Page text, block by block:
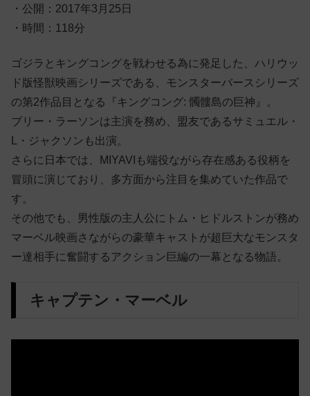
・公開：2017年3月25日
・時間：118分
ゴジラとキングコングを戦わせる為に発足した、ハリウッ
ド版怪獣映画シリーズである、モンスターバースシリーズ
の第2作品目となる『キングコング: 髑髏島の巨神』。
ブリー・ラーソンは主演を務め、盟友であるサミュエル・
L・ジャクソンも出演。
さらに日本では、MIYAVIも端役ながら存在感ある役柄を
冒頭に演じており、多方面から注目を集めていた作品で
す。
その他でも、男性版の主人公にトム・ヒドルストンが務め
マーベル映画さながらの豪華キャストが超巨大なモンスタ
ー達相手に奮闘するアクション巨編の一幕となる物語。
キャプテン・マーベル